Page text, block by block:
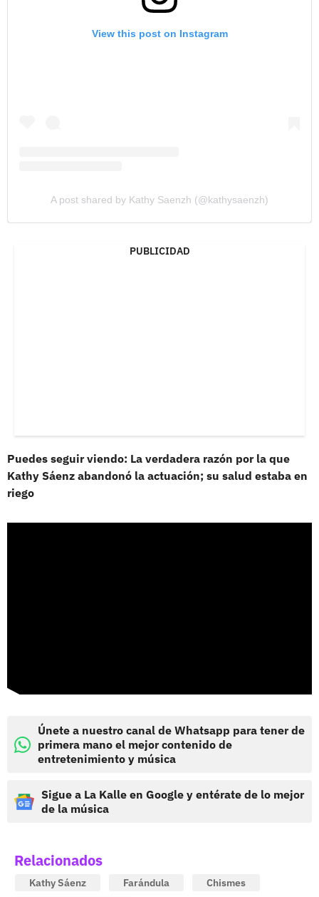
View this post on Instagram
A post shared by Kathy Saenzh (@kathysaenzh)
PUBLICIDAD
Puedes seguir viendo: La verdadera razón por la que
Kathy Sáenz abandonó la actuación; su salud estaba en
riego
Únete a nuestro canal de Whatsapp para tener de
primera mano el mejor contenido de
entretenimiento y música
Sigue a La Kalle en Google y entérate de lo mejor
de la música
Relacionados
Kathy Sáenz Farándula
Chismes